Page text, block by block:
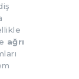
ağrı